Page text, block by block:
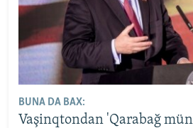
BUNA DA BAX:
Vaşinqtondan 'Qarabağ